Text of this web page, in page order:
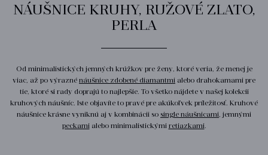
NÁUŠNICE KRUHY, RUŽOVÉ ZLATO,
PERLA
Od minimalistických jemných krúžkov pre ženy, ktoré veria, že menej je
viac, až po výrazné náušnice zdobené diamantmi alebo drahokamami pre
tie, ktoré si rady doprajú to najlepšie. To všetko nájdete v našej kolekcii
kruhových náušníc. Iste objavíte to pravé pre akúkoľvek príležitosť. Kruhové
náušnice krásne vyniknú aj v kombinácii so single náušnicami, jemnými
peckamialebo minimalistickými retiazkami.